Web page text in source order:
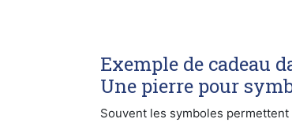
Exemple de cadeau
Une pierre pour
Souvent les symboles